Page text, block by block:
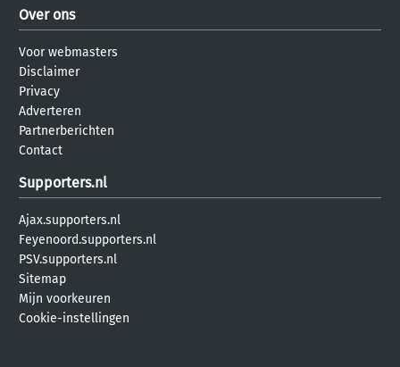
Over ons
Voor webmasters
Disclaimer
Privacy
Adverteren
Partnerberichten
Contact
Supporters.nl
Ajax.supporters.nl
Feyenoord.supporters.nl
PSV.supporters.nl
Sitemap
Mijn voorkeuren
Cookie-instellingen